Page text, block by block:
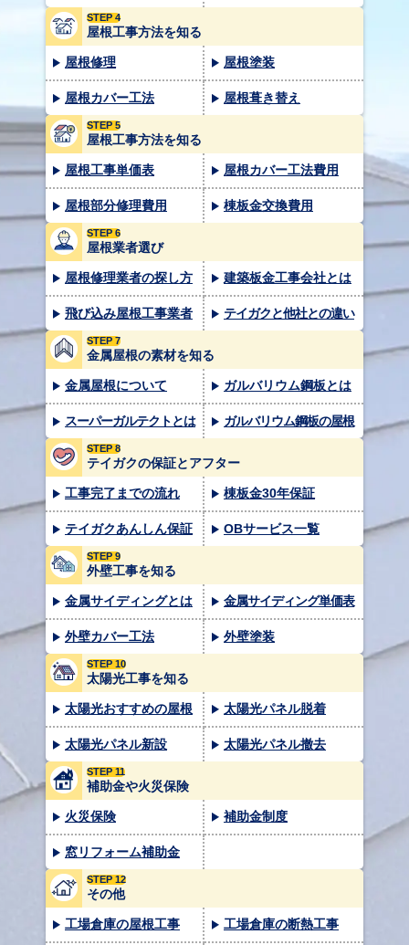
STEP 4
屋根工事方法を知る
屋根修理 屋根塗装
屋根カバー工法 屋根葺き替え
STEP 5
屋根工事方法を知る
屋根工事単価表 屋根カバー工法費用
屋根部分修理費用 棟板金交換費用
STEP 6
屋根業者選び
屋根修理業者の探し方 建築板金工事会社とは
飛び込み屋根工事業者 テイガクと他社との違い
STEP 7
金属屋根の素材を知る
金属屋根について ガルバリウム鋼板とは
スーパーガルテクトとは ガルバリウム鋼板の屋根
STEP 8
テイガクの保証とアフター
工事完了までの流れ 棟板金30年保証
テイガクあんしん保証 OBサービス一覧
STEP 9
外壁工事を知る
金属サイディングとは 金属サイディング単価表
外壁カバー工法 外壁塗装
STEP 10
太陽光工事を知る
太陽光おすすめの屋根 太陽光パネル脱着
太陽光パネル新設 太陽光パネル撤去
STEP 11
補助金や火災保険
火災保険 補助金制度
窓リフォーム補助金
STEP 12
その他
工場倉庫の屋根工事 工場倉庫の断熱工事